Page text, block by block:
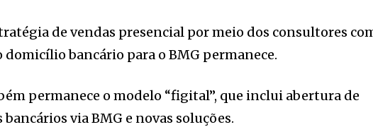
de vendas presencial por meio dos consultores
domicílio bancário para o BMG permanece.
permanece o modelo “figital”, que inclui abertura de
via BMG e novas soluções.